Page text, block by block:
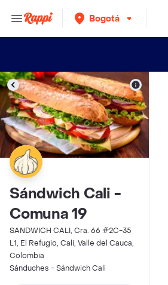
Bogotá
Sándwich Cali -
Comuna 19
SANDWICH CALI, Cra. 66 #2C-35
L1, El Refugio, Cali, Valle del Cauca,
Colombia
Sánduches - Sándwich Cali